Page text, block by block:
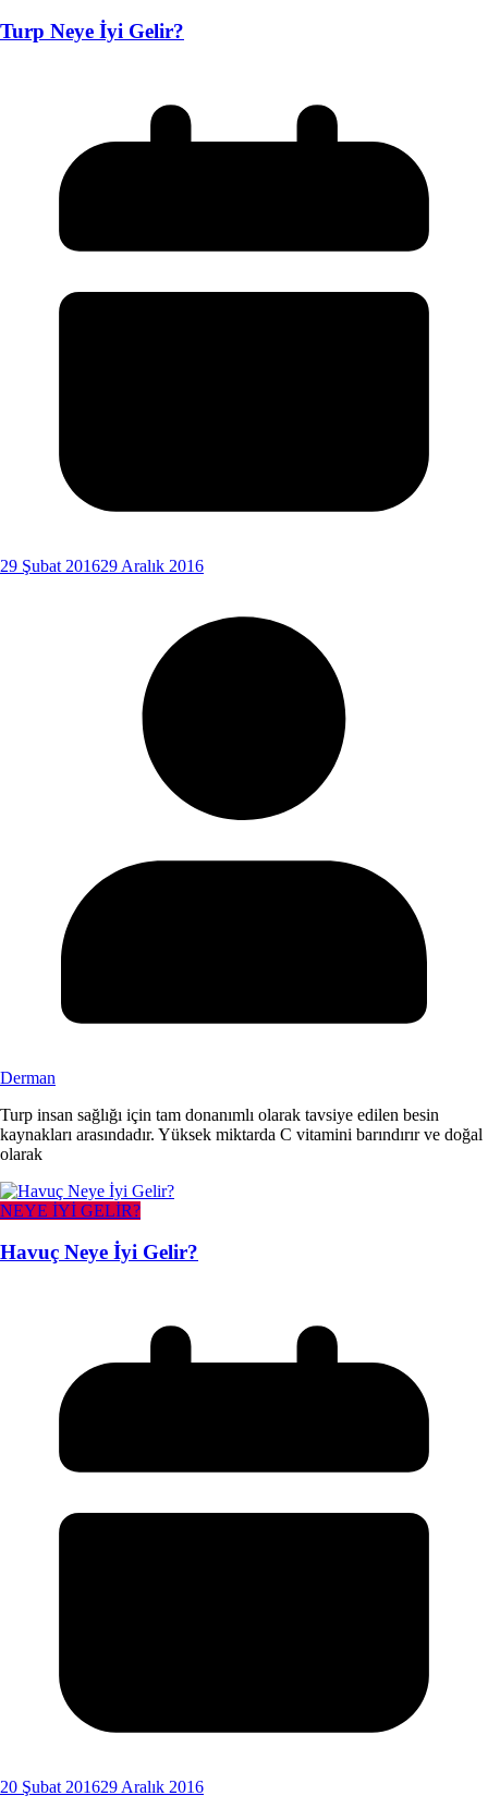
Turp Neye İyi Gelir?
29 Şubat 201629 Aralık 2016
Derman
Turp insan sağlığı için tam donanımlı olarak tavsiye edilen besin
kaynakları arasındadır. Yüksek miktarda C vitamini barındırır ve doğal
olarak
NEYE İYİ GELİR?
Havuç Neye İyi Gelir?
20 Şubat 201629 Aralık 2016